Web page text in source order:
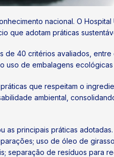
nacional. O
que adotam práticas
de 40 critérios avaliados,
uso de embalagens
que respeitam o
ambiental,
principais práticas
uso de óleo de
separação de resíduos para